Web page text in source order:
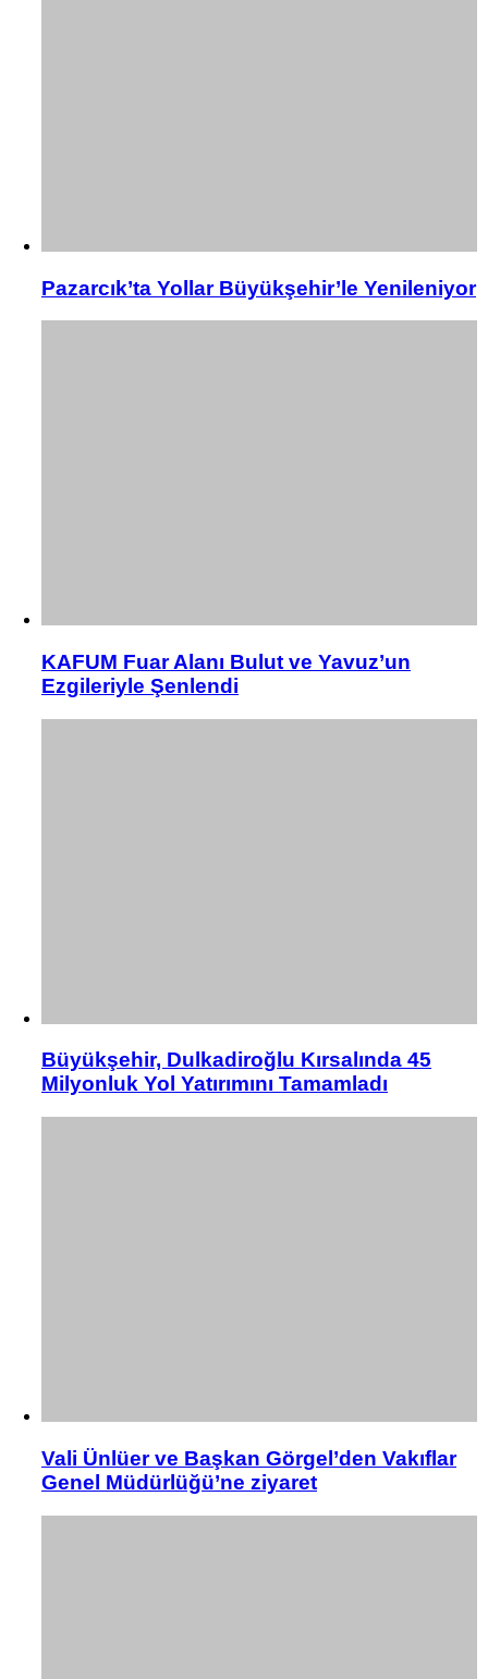
Pazarcık’ta Yollar Büyükşehir’le Yenileniyor
KAFUM Fuar Alanı Bulut ve Yavuz’un
Ezgileriyle Şenlendi
Büyükşehir, Dulkadiroğlu Kırsalında 45
Milyonluk Yol Yatırımını Tamamladı
Vali Ünlüer ve Başkan Görgel’den Vakıflar
Genel Müdürlüğü’ne ziyaret